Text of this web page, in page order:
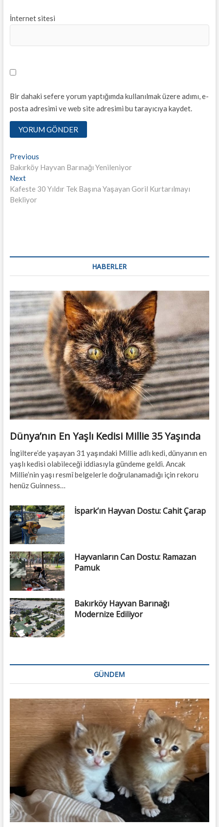
İnternet sitesi
Bir dahaki sefere yorum yaptığımda kullanılmak üzere adımı, e-
posta adresimi ve web site adresimi bu tarayıcıya kaydet.
Yazı
dolaşımı
PreviousPrevious
post:
Bakırköy Hayvan Barınağı Yenileniyor
NextNext
post:
Kafeste 30 Yıldır Tek Başına Yaşayan Goril Kurtarılmayı
Bekliyor
HABERLER
Dünya’nın En Yaşlı Kedisi Millie 35 Yaşında
İngiltere’de yaşayan 31 yaşındaki Millie adlı kedi, dünyanın en
yaşlı kedisi olabileceği iddiasıyla gündeme geldi. Ancak
Millie’nin yaşı resmî belgelerle doğrulanamadığı için rekoru
henüz Guinness…
İspark’ın Hayvan Dostu: Cahit Çarap
Hayvanların Can Dostu: Ramazan
Pamuk
Bakırköy Hayvan Barınağı
Modernize Ediliyor
GÜNDEM